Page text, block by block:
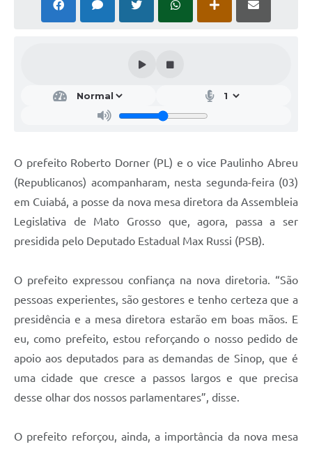
O prefeito Roberto Dorner (PL) e o vice Paulinho Abreu
(Republicanos) acompanharam, nesta segunda-feira (03)
em Cuiabá, a posse da nova mesa diretora da Assembleia
Legislativa de Mato Grosso que, agora, passa a ser
presidida pelo Deputado Estadual Max Russi (PSB).
O prefeito expressou confiança na nova diretoria. “São
pessoas experientes, são gestores e tenho certeza que a
presidência e a mesa diretora estarão em boas mãos. E
eu, como prefeito, estou reforçando o nosso pedido de
apoio aos deputados para as demandas de Sinop, que é
uma cidade que cresce a passos largos e que precisa
desse olhar dos nossos parlamentares”, disse.
O prefeito reforçou, ainda, a importância da nova mesa